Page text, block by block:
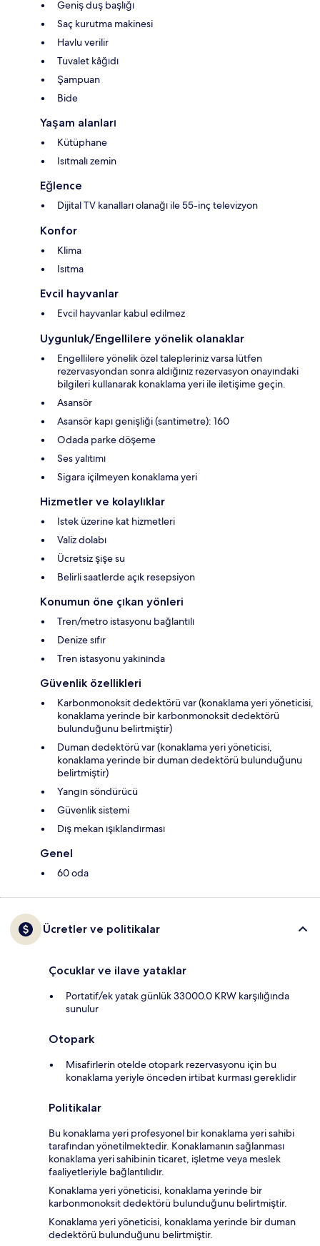
Geniş duş başlığı
Saç kurutma makinesi
Havlu verilir
Tuvalet kâğıdı
Şampuan
Bide
Yaşam alanları
Kütüphane
Isıtmalı zemin
Eğlence
Dijital TV kanalları olanağı ile 55-inç televizyon
Konfor
Klima
Isıtma
Evcil hayvanlar
Evcil hayvanlar kabul edilmez
Uygunluk/Engellilere yönelik olanaklar
Engellilere yönelik özel talepleriniz varsa lütfen
rezervasyondan sonra aldığınız rezervasyon onayındaki
bilgileri kullanarak konaklama yeri ile iletişime geçin.
Asansör
Asansör kapı genişliği (santimetre): 160
Odada parke döşeme
Ses yalıtımı
Sigara içilmeyen konaklama yeri
Hizmetler ve kolaylıklar
Istek üzerine kat hizmetleri
Valiz dolabı
Ücretsiz şişe su
Belirli saatlerde açık resepsiyon
Konumun öne çıkan yönleri
Tren/metro istasyonu bağlantılı
Denize sıfır
Tren istasyonu yakınında
Güvenlik özellikleri
Karbonmonoksit dedektörü var (konaklama yeri yöneticisi,
konaklama yerinde bir karbonmonoksit dedektörü
bulunduğunu belirtmiştir)
Duman dedektörü var (konaklama yeri yöneticisi,
konaklama yerinde bir duman dedektörü bulunduğunu
belirtmiştir)
Yangın söndürücü
Güvenlik sistemi
Dış mekan ışıklandırması
Genel
60 oda
Ücretler ve politikalar
Çocuklar ve ilave yataklar
Portatif/ek yatak günlük 33000.0 KRW karşılığında
sunulur
Otopark
Misafirlerin otelde otopark rezervasyonu için bu
konaklama yeriyle önceden irtibat kurması gereklidir
Politikalar
Bu konaklama yeri profesyonel bir konaklama yeri sahibi
tarafından yönetilmektedir. Konaklamanın sağlanması
konaklama yeri sahibinin ticaret, işletme veya meslek
faaliyetleriyle bağlantılıdır.
Konaklama yeri yöneticisi, konaklama yerinde bir
karbonmonoksit dedektörü bulunduğunu belirtmiştir.
Konaklama yeri yöneticisi, konaklama yerinde bir duman
dedektörü bulunduğunu belirtmiştir.